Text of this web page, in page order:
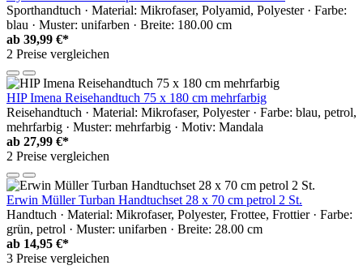
Sporthandtuch · Material: Mikrofaser, Polyamid, Polyester · Farbe:
blau · Muster: unifarben · Breite: 180.00 cm
ab 39,99 €*
2 Preise vergleichen
HIP Imena Reisehandtuch 75 x 180 cm mehrfarbig
Reisehandtuch · Material: Mikrofaser, Polyester · Farbe: blau, petrol,
mehrfarbig · Muster: mehrfarbig · Motiv: Mandala
ab 27,99 €*
2 Preise vergleichen
Erwin Müller Turban Handtuchset 28 x 70 cm petrol 2 St.
Handtuch · Material: Mikrofaser, Polyester, Frottee, Frottier · Farbe:
grün, petrol · Muster: unifarben · Breite: 28.00 cm
ab 14,95 €*
3 Preise vergleichen